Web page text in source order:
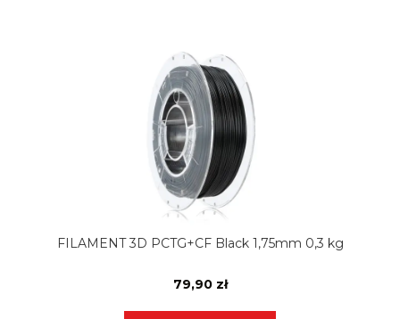
FILAMENT 3D PCTG+CF Black 1,75mm 0,3 kg
79,90 zł